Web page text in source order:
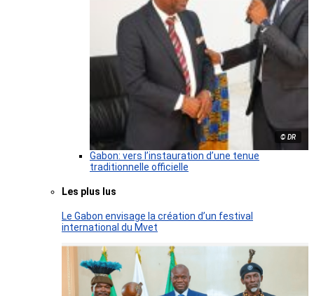
© DR
Gabon: vers l’instauration d’une tenue
traditionnelle officielle
Les plus lus
Le Gabon envisage la création d’un festival
international du Mvet